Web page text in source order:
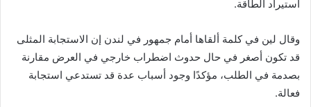
استيراد الطاقة.
وقال لين في كلمة ألقاها أمام جمهور في لندن إن الاستجابة المثلى
قد تكون أصغر في حال حدوث اضطراب خارجي في العرض مقارنة
بصدمة في الطلب، مؤكدًا وجود أسباب عدة قد تستدعي استجابة
فعالة.